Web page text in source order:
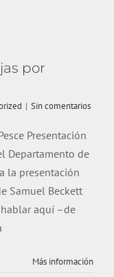
por
| Sin comentarios
Presentación
Departamento de
la presentación
Samuel Beckett
aquí –de
Más información